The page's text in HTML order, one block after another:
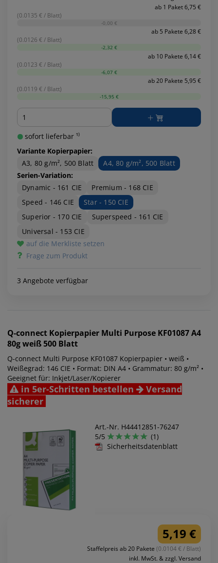
ab 1 Paket 6,75 €
(0.0135 € / Blatt)
-0,00 €
ab 5 Pakete 6,28 €
(0.0126 € / Blatt)
-2,32 €
ab 10 Pakete 6,14 €
(0.0123 € / Blatt)
-6,07 €
ab 20 Pakete 5,95 €
(0.0119 € / Blatt)
-15,95 €
Menge
sofort lieferbar ¹⁾
Variante Kopierpapier:
A3, 80 g/m², 500 Blatt
A4, 80 g/m², 500 Blatt
Serien-Variation:
Dynamic - 161 CIE
Premium - 168 CIE
Speed - 146 CIE
Star - 150 CIE
Superior - 170 CIE
Superspeed - 161 CIE
Universal - 153 CIE
auf die Merkliste setzen
Frage zum Produkt
3 Angebote verfügbar
Q-connect Kopierpapier Multi Purpose KF01087 A4
80g weiß 500 Blatt
Q-connect Multi Purpose KF01087 Kopierpapier • weiß •
Weißegrad: 146 CIE • Format: DIN A4 • Grammatur: 80 g/m² •
Geeignet für: Inkjet/Laser/Kopierer
in 5er-Schritten bestellen
Versand
sicherer
Art.-Nr. H44412851-76247
5/5
(1)
Sicherheitsdatenblatt
5,19 €
Staffelpreis ab 20 Pakete (0.0104 € / Blatt)
inkl. MwSt. & zzgl. Versand